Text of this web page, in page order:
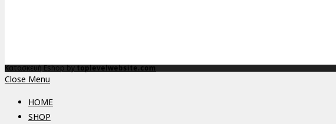
Κατασκευή Eshop bytoplevelwebsite.com
Close Menu
HOME
SHOP